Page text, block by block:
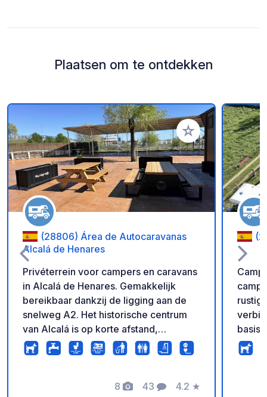
Plaatsen om te ontdekken
Voeg toe aan je
(28806) Área de Autocaravanas
Alcalá de Henares
Privéterrein voor campers en caravans
in Alcalá de Henares. Gemakkelijk
bereikbaar dankzij de ligging aan de
snelweg A2. Het historische centrum
van Alcalá is op korte afstand,
waardoor het een goede uitvalsbasis is
om deze UNESCO-werelderfgoedstad
gunstige locatie voor een bezoek aan
8
Foto's
43
Commentaren
4.2
Beoordeling
★
wifi,